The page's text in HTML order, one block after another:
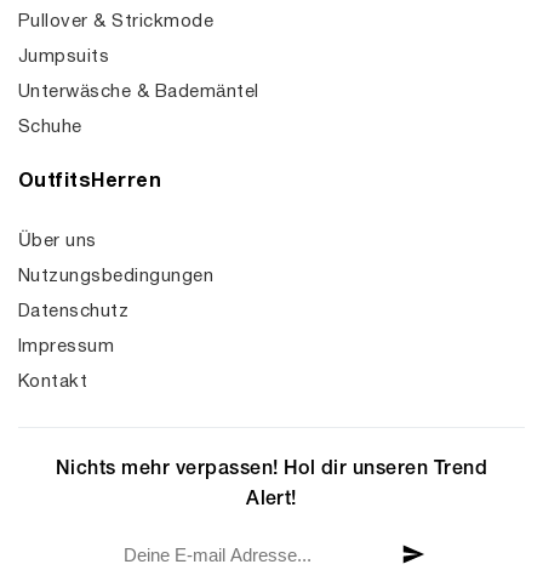
Pullover & Strickmode
Jumpsuits
Unterwäsche & Bademäntel
Schuhe
OutfitsHerren
Über uns
Nutzungsbedingungen
Datenschutz
Impressum
Kontakt
Nichts mehr verpassen! Hol dir unseren Trend
Alert!